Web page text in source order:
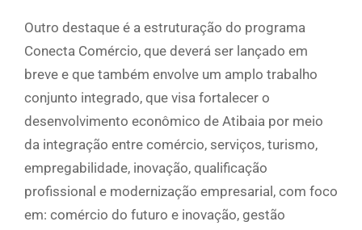
Outro destaque é a estruturação do programa
Conecta Comércio, que deverá ser lançado em
breve e que também envolve um amplo trabalho
conjunto integrado, que visa fortalecer o
desenvolvimento econômico de Atibaia por meio
da integração entre comércio, serviços, turismo,
empregabilidade, inovação, qualificação
profissional e modernização empresarial, com foco
em: comércio do futuro e inovação, gestão